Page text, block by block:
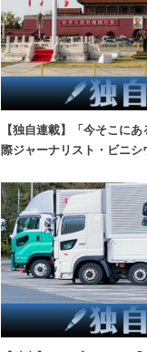
【独自連載】「今そこに
際ジャーナリスト・ビニシ